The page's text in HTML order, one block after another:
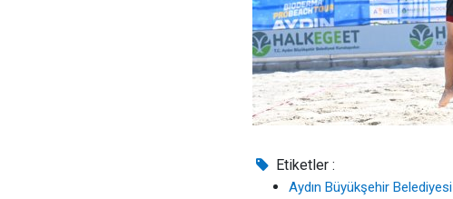
Etiketler :
Aydın Büyükşehir Belediyesi